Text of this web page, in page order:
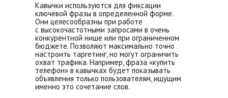
Кавычки используются для фиксации
ключевой фразы в определенной форме.
Они целесообразны при работе
с высокочастотными запросами в очень
конкурентной нише или при ограниченном
бюджете. Позволяют максимально точно
настроить таргетинг, но могут ограничить
охват трафика. Например, фраза «купить
телефон» в кавычках будет показывать
объявления только пользователям, ищущим
именно это сочетание слов.